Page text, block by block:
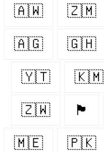
🇦🇼 🇿🇲
🇦🇬 🇬🇭
🇾🇹 🇰🇲
🇿🇼 🏴󠁧󠁢󠁳󠁣󠁴󠁿
🇲🇪 🇵🇰